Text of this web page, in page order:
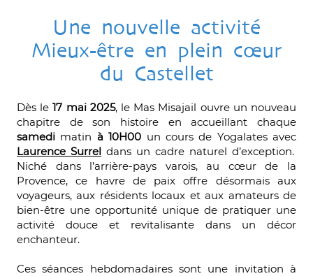
Une nouvelle activité
Mieux-être en plein cœur
du Castellet
Dès le 17 mai 2025, le Mas Misajail ouvre un nouveau
chapitre de son histoire en accueillant chaque
samedi matin à 10H00 un cours de Yogalates avec
Laurence Surrel dans un cadre naturel d’exception.
Niché dans l’arrière-pays varois, au cœur de la
Provence, ce havre de paix offre désormais aux
voyageurs, aux résidents locaux et aux amateurs de
bien-être une opportunité unique de pratiquer une
activité douce et revitalisante dans un décor
enchanteur.
Ces séances hebdomadaires sont une invitation à